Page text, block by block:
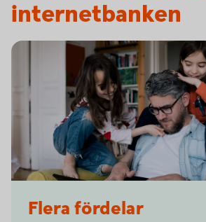
internetbanken
Flera fördelar